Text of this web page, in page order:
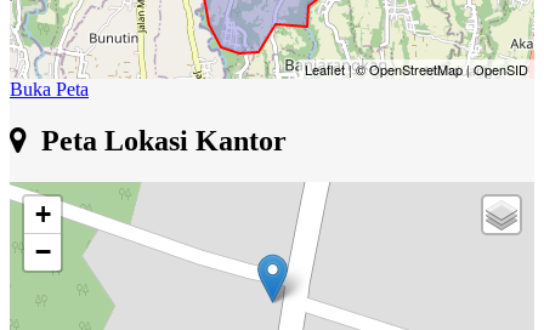
Leaflet|© OpenStreetMap|OpenSID
Buka Peta
Peta Lokasi Kantor
+
−